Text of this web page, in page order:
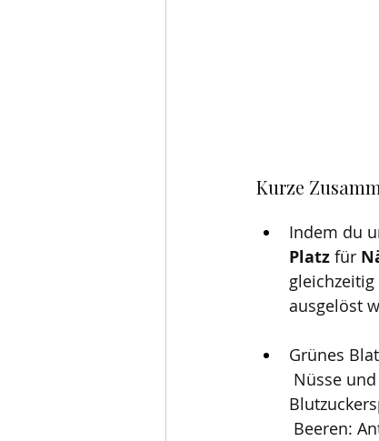
Kurze
Indem du
Platz für
gleichzeitig
ausgelöst
Grünes
Beeren: